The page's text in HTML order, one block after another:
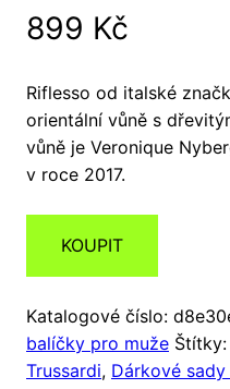
899 Kč
Riflesso od italské
orientální vůně s
vůně je Veronique
v roce 2017.
KOUPIT
Katalogové číslo:
balíčky pro muže Štítky:
Trussardi, Dárkové